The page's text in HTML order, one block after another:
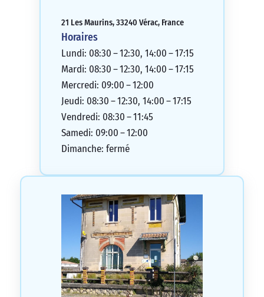
21 Les Maurins, 33240 Vérac, France
Horaires
Lundi: 08:30 – 12:30, 14:00 – 17:15
Mardi: 08:30 – 12:30, 14:00 – 17:15
Mercredi: 09:00 – 12:00
Jeudi: 08:30 – 12:30, 14:00 – 17:15
Vendredi: 08:30 – 11:45
Samedi: 09:00 – 12:00
Dimanche: fermé